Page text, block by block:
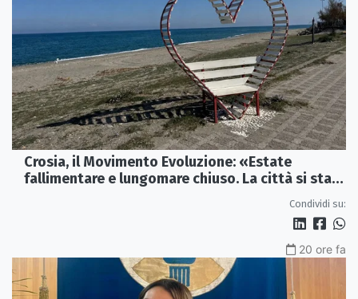
Crosia, il Movimento Evoluzione: «Estate
fallimentare e lungomare chiuso. La città si sta
Condividi su:
20 ore fa